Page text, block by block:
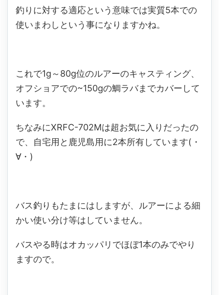
釣りに対する適応という意味では実質5本での
使いまわしという事になりますかね。
これで1g～80g位のルアーのキャスティング、
オフショアでの~150gの鯛ラバまでカバーして
います。
ちなみにXRFC-702Mは超お気に入りだったの
で、自宅用と鹿児島用に2本所有しています(・
∀・)
バス釣りもたまにはしますが、ルアーによる細
かい使い分け等はしていません。
バスやる時はオカッパリでほぼ1本のみでやり
ますので。